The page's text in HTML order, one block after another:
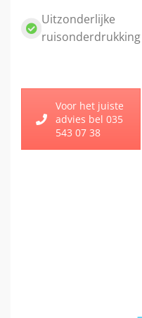
Uitzonderlijke
ruisonderdrukking
Voor het juiste
advies bel 035
543 07 38